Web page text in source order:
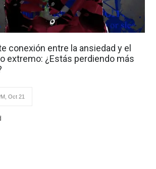
conexión entre la ansiedad y el
extremo: ¿Estás perdiendo más
Oct 21